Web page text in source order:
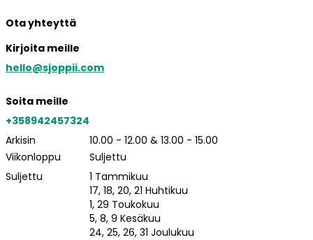
Ota yhteyttä
Kirjoita meille
hello@sjoppii.com
Soita meille
+358942457324
Arkisin
10.00 - 12.00 & 13.00 - 15.00
Viikonloppu
Suljettu
Suljettu
1 Tammikuu
17, 18, 20, 21 Huhtikuu
1, 29 Toukokuu
5, 8, 9 Kesäkuu
24, 25, 26, 31 Joulukuu